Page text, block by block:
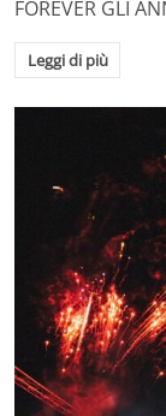
FOREVER GLI
Leggi di più